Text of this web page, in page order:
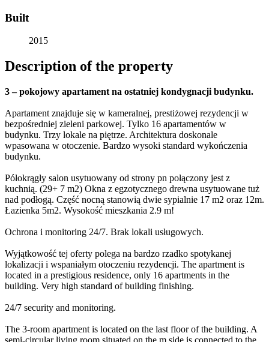
Built
2015
Description of the property
3 – pokojowy apartament na ostatniej kondygnacji budynku.
Apartament znajduje się w kameralnej, prestiżowej rezydencji w
bezpośredniej zieleni parkowej. Tylko 16 apartamentów w
budynku. Trzy lokale na piętrze. Architektura doskonale
wpasowana w otoczenie. Bardzo wysoki standard wykończenia
budynku.
Półokrągły salon usytuowany od strony pn połączony jest z
kuchnią. (29+ 7 m2) Okna z egzotycznego drewna usytuowane tuż
nad podłogą. Część nocną stanowią dwie sypialnie 17 m2 oraz 12m.
Łazienka 5m2. Wysokość mieszkania 2.9 m!
Ochrona i monitoring 24/7. Brak lokali usługowych.
Wyjątkowość tej oferty polega na bardzo rzadko spotykanej
lokalizacji i wspaniałym otoczeniu rezydencji. The apartment is
located in a prestigious residence, only 16 apartments in the
building. Very high standard of building finishing.
24/7 security and monitoring.
The 3-room apartment is located on the last floor of the building. A
semi-circular living room situated on the m side is connected to the